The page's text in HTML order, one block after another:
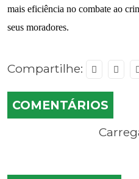
mais eficiência no combate ao
seus moradores.
Compartilhe:
COMENTÁRIOS